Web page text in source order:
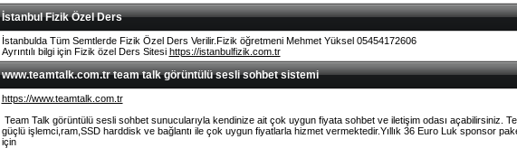
İstanbul Fizik Özel Ders
İstanbulda Tüm Semtlerde Fizik Özel Ders Verilir.Fizik öğretmeni Mehmet Yüksel 05454172606
Ayrıntılı bilgi için Fizik özel Ders Sitesi https://istanbulfizik.com.tr
www.teamtalk.com.tr team talk görüntülü sesli sohbet sistemi
https://www.teamtalk.com.tr
Team Talk görüntülü sesli sohbet sunucularıyla kendinize ait çok uygun fiyata sohbet ve iletişim odası açabilirsiniz.
güçlü işlemci,ram,SSD harddisk ve bağlantı ile çok uygun fiyatlarla hizmet vermektedir.Yıllık 36 Euro Luk sponsor
için